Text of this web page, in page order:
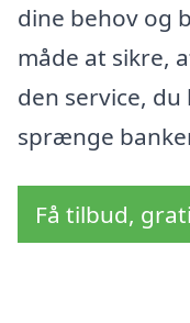
dine behov og
måde at sikre,
den service,
sprænge
Få tilbud,